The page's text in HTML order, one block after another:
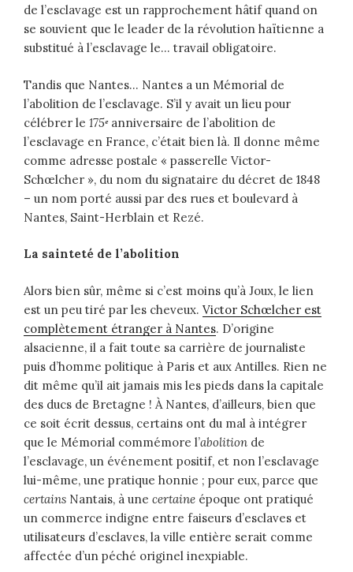
de l’esclavage est un rapprochement hâtif quand on
se souvient que le leader de la révolution haïtienne a
substitué à l’esclavage le… travail obligatoire.
Tandis que Nantes… Nantes a un Mémorial de
l’abolition de l’esclavage. S’il y avait un lieu pour
célébrer le 175ᵉ anniversaire de l’abolition de
l’esclavage en France, c’était bien là. Il donne même
comme adresse postale « passerelle Victor-
Schœlcher », du nom du signataire du décret de 1848
– un nom porté aussi par des rues et boulevard à
Nantes, Saint-Herblain et Rezé.
La sainteté de l’abolition
Alors bien sûr, même si c’est moins qu’à Joux, le lien
est un peu tiré par les cheveux. Victor Schœlcher est
complètement étranger à Nantes. D’origine
alsacienne, il a fait toute sa carrière de journaliste
puis d’homme politique à Paris et aux Antilles. Rien ne
dit même qu’il ait jamais mis les pieds dans la capitale
des ducs de Bretagne ! À Nantes, d’ailleurs, bien que
ce soit écrit dessus, certains ont du mal à intégrer
que le Mémorial commémore l’abolition de
l’esclavage, un événement positif, et non l’esclavage
lui-même, une pratique honnie ; pour eux, parce que
certains Nantais, à une certaine époque ont pratiqué
un commerce indigne entre faiseurs d’esclaves et
utilisateurs d’esclaves, la ville entière serait comme
affectée d’un péché originel inexpiable.